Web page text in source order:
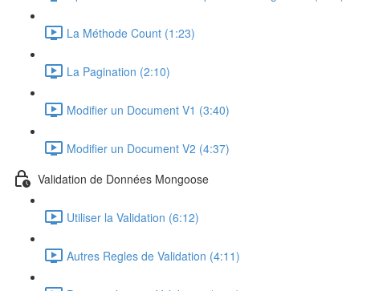
La Méthode Count (1:23)
La Pagination (2:10)
Modifier un Document V1 (3:40)
Modifier un Document V2 (4:37)
Validation de Données Mongoose
Utiliser la Validation (6:12)
Autres Regles de Validation (4:11)